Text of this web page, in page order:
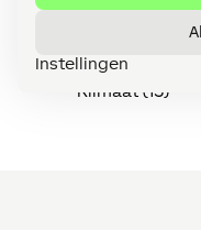
Instellingen
Implementatie
Klimaat (15)